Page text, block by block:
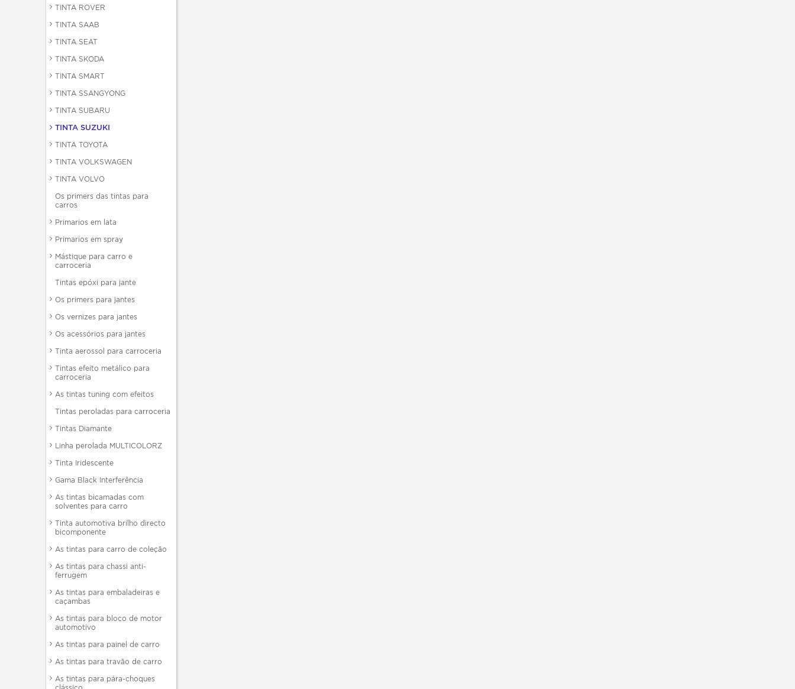
TINTA ROVER
TINTA SAAB
TINTA SEAT
TINTA SKODA
TINTA SMART
TINTA SSANGYONG
TINTA SUBARU
TINTA SUZUKI
TINTA TOYOTA
TINTA VOLKSWAGEN
TINTA VOLVO
Os primers das tintas para
carros
Primarios em lata
Primarios em spray
Mástique para carro e
carroceria
Tintas epóxi para jante
Os primers para jantes
Os vernizes para jantes
Os acessórios para jantes
Tinta aerossol para carroceria
Tintas efeito metálico para
carroceria
As tintas tuning com efeitos
Tintas peroladas para carroceria
Tintas Diamante
Linha perolada MULTICOLORZ
Tinta Iridescente
Gama Black Interferência
As tintas bicamadas com
solventes para carro
Tinta automotiva brilho directo
bicomponente
As tintas para carro de coleção
As tintas para chassi anti-
ferrugem
As tintas para embaladeiras e
caçambas
As tintas para bloco de motor
automotivo
As tintas para painel de carro
As tintas para travão de carro
As tintas para pára-choques